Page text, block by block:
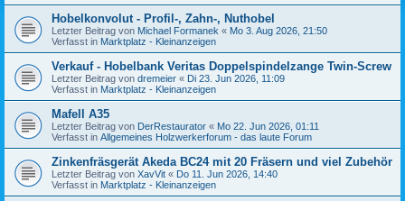
Hobelkonvolut - Profil-, Zahn-, Nuthobel
Letzter Beitrag von Michael Formanek « Mo 3. Aug 2026, 21:50
Verfasst in Marktplatz - Kleinanzeigen
Verkauf - Hobelbank Veritas Doppelspindelzange Twin-Screw
Letzter Beitrag von dremeier « Di 23. Jun 2026, 11:09
Verfasst in Marktplatz - Kleinanzeigen
Mafell A35
Letzter Beitrag von DerRestaurator « Mo 22. Jun 2026, 01:11
Verfasst in Allgemeines Holzwerkerforum - das laute Forum
Zinkenfräsgerät Akeda BC24 mit 20 Fräsern und viel Zubehör
Letzter Beitrag von XavVit « Do 11. Jun 2026, 14:40
Verfasst in Marktplatz - Kleinanzeigen